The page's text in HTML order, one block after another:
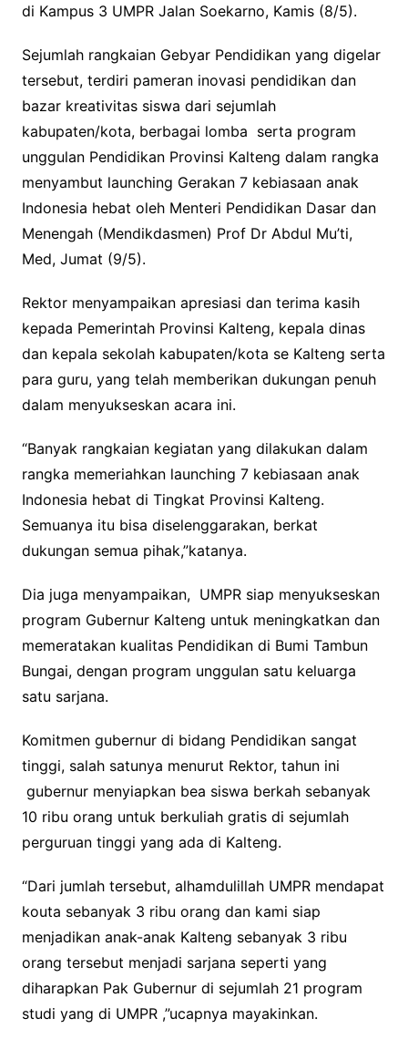
di Kampus 3 UMPR Jalan Soekarno, Kamis (8/5).
Sejumlah rangkaian Gebyar Pendidikan yang digelar
tersebut, terdiri pameran inovasi pendidikan dan
bazar kreativitas siswa dari sejumlah
kabupaten/kota, berbagai lomba serta program
unggulan Pendidikan Provinsi Kalteng dalam rangka
menyambut launching Gerakan 7 kebiasaan anak
Indonesia hebat oleh Menteri Pendidikan Dasar dan
Menengah (Mendikdasmen) Prof Dr Abdul Mu’ti,
Med, Jumat (9/5).
Rektor menyampaikan apresiasi dan terima kasih
kepada Pemerintah Provinsi Kalteng, kepala dinas
dan kepala sekolah kabupaten/kota se Kalteng serta
para guru, yang telah memberikan dukungan penuh
dalam menyukseskan acara ini.
“Banyak rangkaian kegiatan yang dilakukan dalam
rangka memeriahkan launching 7 kebiasaan anak
Indonesia hebat di Tingkat Provinsi Kalteng.
Semuanya itu bisa diselenggarakan, berkat
dukungan semua pihak,”katanya.
Dia juga menyampaikan, UMPR siap menyukseskan
program Gubernur Kalteng untuk meningkatkan dan
memeratakan kualitas Pendidikan di Bumi Tambun
Bungai, dengan program unggulan satu keluarga
satu sarjana.
Komitmen gubernur di bidang Pendidikan sangat
tinggi, salah satunya menurut Rektor, tahun ini
gubernur menyiapkan bea siswa berkah sebanyak
10 ribu orang untuk berkuliah gratis di sejumlah
perguruan tinggi yang ada di Kalteng.
“Dari jumlah tersebut, alhamdulillah UMPR mendapat
kouta sebanyak 3 ribu orang dan kami siap
menjadikan anak-anak Kalteng sebanyak 3 ribu
orang tersebut menjadi sarjana seperti yang
diharapkan Pak Gubernur di sejumlah 21 program
studi yang di UMPR ,”ucapnya mayakinkan.